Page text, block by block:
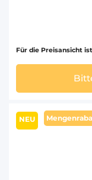
Für die Preisansicht
NEU